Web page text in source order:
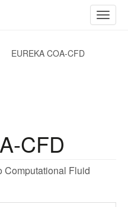
ein-/
EUREKA COA-CFD
CFD
Computational Fluid